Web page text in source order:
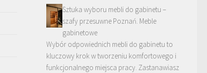
Sztuka wyboru mebli do gabinetu –
szafy przesuwne Poznań. Meble
gabinetowe
Wybór odpowiednich mebli do gabinetu to
kluczowy krok w tworzeniu komfortowego i
funkcjonalnego miejsca pracy. Zastanawiasz